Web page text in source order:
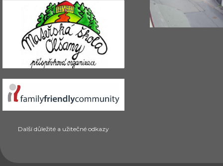
Další důležité a užitečné odkazy